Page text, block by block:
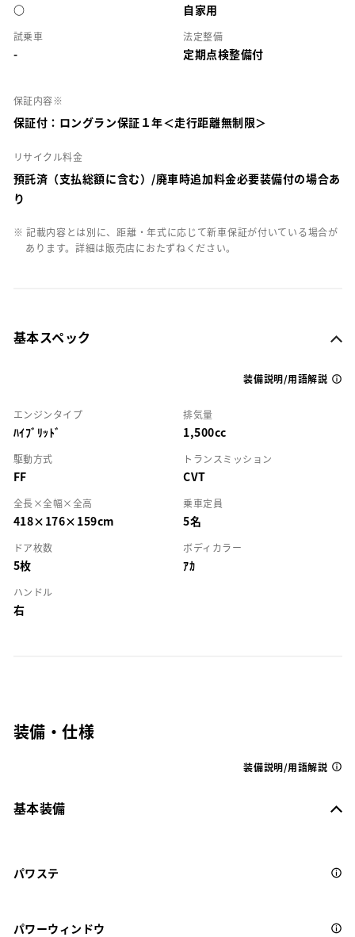
○ 自家用
試乗車
-
法定整備
定期点検整備付
保証内容※
保証付：ロングラン保証１年＜走行距離無制限＞
リサイクル料金
預託済（支払総額に含む）/廃車時追加料金必要装備付の場合あ
り
※ 記載内容とは別に、距離・年式に応じて新車保証が付いている場合が
あります。詳細は販売店におたずねください。
基本スペック
装備説明/用語解説
エンジンタイプ
ﾊｲﾌﾞﾘｯﾄﾞ
排気量
1,500cc
駆動方式
FF
トランスミッション
CVT
全長×全幅×全高
418×176×159cm
乗車定員
5名
ドア枚数
5枚
ボディカラー
ｱｶ
ハンドル
右
装備・仕様
装備説明/用語解説
基本装備
パワステ
パワーウィンドウ